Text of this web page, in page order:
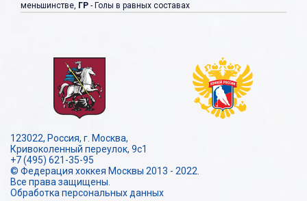
меньшинстве, ГР - Голы в равных составах
123022, Россия, г. Москва,
Кривоколенный переулок, 9с1
+7 (495) 621-35-95
© Федерация хоккея Москвы 2013 - 2022.
Все права защищены.
Обработка персональных данных